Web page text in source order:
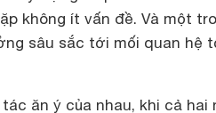
không ít vấn đề. Và một
sâu sắc tới mối quan hệ
ăn ý của nhau, khi cả hai